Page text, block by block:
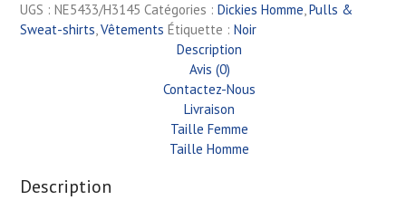
UGS : NE5433/H3145 Catégories : Dickies Homme,Pulls &
Sweat-shirts,Vêtements Étiquette : Noir
Description
Avis (0)
Contactez-Nous
Livraison
Taille Femme
Taille Homme
Description